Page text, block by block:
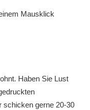
Mausklick
Haben Sie Lust
schicken gerne 20-30